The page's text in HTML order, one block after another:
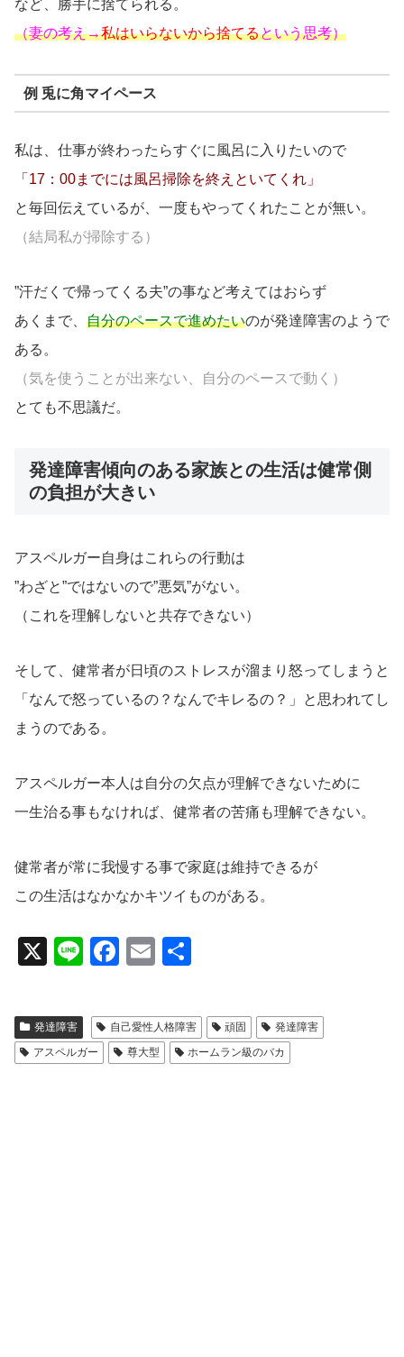
など、勝手に捨てられる。
（妻の考え→私はいらないから捨てるという思考）
例 兎に角マイペース
私は、仕事が終わったらすぐに風呂に入りたいので
「17：00までには風呂掃除を終えといてくれ」
と毎回伝えているが、一度もやってくれたことが無い。
（結局私が掃除する）
”汗だくで帰ってくる夫”の事など考えてはおらず
あくまで、 自分のペースで進めたいのが発達障害のようで
ある。
（気を使うことが出来ない、自分のペースで動く）
とても不思議だ。
発達障害傾向のある家族との生活は健常側
の負担が大きい
アスペルガー自身はこれらの行動は
”わざと”ではないので”悪気”がない。
（これを理解しないと共存できない）
そして、健常者が日頃のストレスが溜まり怒ってしまうと
「なんで怒っているの？なんでキレるの？」と思われてし
まうのである。
アスペルガー本人は自分の欠点が理解できないために
一生治る事もなければ、健常者の苦痛も理解できない。
健常者が常に我慢する事で家庭は維持できるが
この生活はなかなかキツイものがある。
X
Li
e
F
c
e
b
E
ail
発達障害 自己愛性人格障害 頑固
発達障害
アスペルガー
尊大型 ホームラン級のバカ